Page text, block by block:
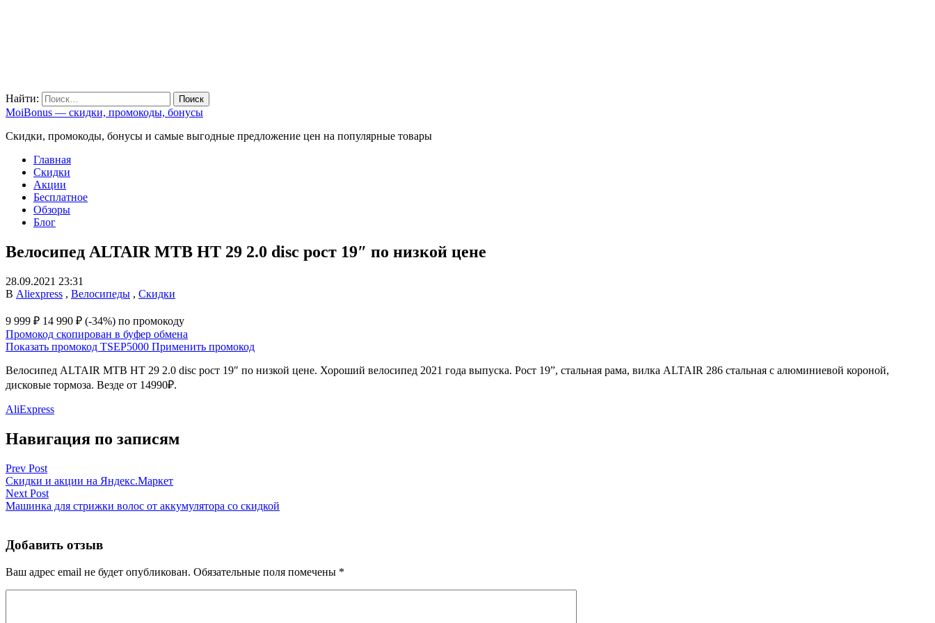
Найти:
MoiBonus — скидки, промокоды, бонусы
Скидки, промокоды, бонусы и самые выгодные предложение цен на популярные товары
Главная
Скидки
Акции
Бесплатное
Обзоры
Блог
Велосипед ALTAIR MTB HT 29 2.0 disc рост 19″ по низкой цене
28.09.2021 23:31
В Aliexpress , Велосипеды , Скидки
9 999 ₽ 14 990 ₽ (-34%) по промокоду
Промокод скопирован в буфер обмена
Показать промокод TSEP5000 Применить промокод
Велосипед ALTAIR MTB HT 29 2.0 disc рост 19″ по низкой цене. Хороший велосипед 2021 года выпуска. Рост 19”, стальная рама, вилка ALTAIR 286 стальная с алюминиевой короной,
дисковые тормоза. Везде от 14990₽.
AliExpress
Навигация по записям
Prev Post
Скидки и акции на Яндекс.Маркет
Next Post
Машинка для стрижки волос от аккумулятора со скидкой
Добавить отзыв
Ваш адрес email не будет опубликован. Обязательные поля помечены *